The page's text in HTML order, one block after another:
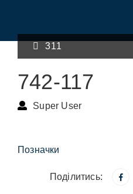
311
742-117
Super User
Позначки
Поділитись: